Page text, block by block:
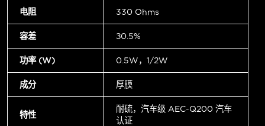
电阻 330 Ohms
容差 ±0.5%
功率 (W) 0.5W，1/2W
成分 厚膜
特性
耐硫，汽车级 AEC-Q200 汽车
认证